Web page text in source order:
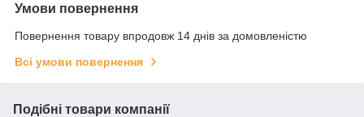
Умови повернення
Повернення товару впродовж 14 днів за домовленістю
Всі умови повернення
Подібні товари компанії